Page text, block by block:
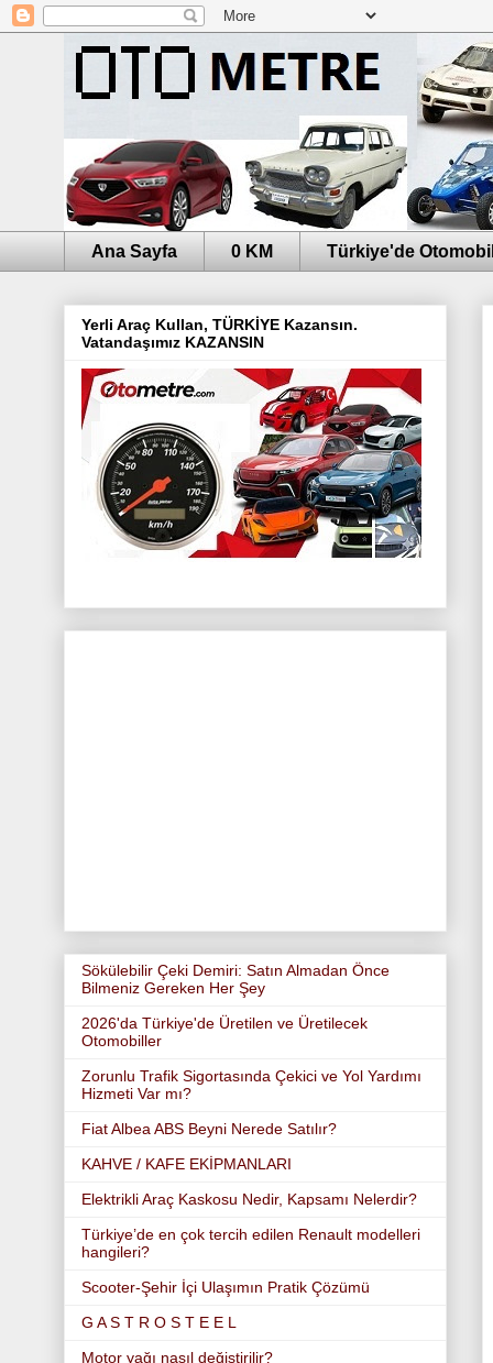
Ana Sayfa 0 KM Türkiye'de
Yerli Araç Kullan, TÜRKİYE Kazansın.
Vatandaşımız KAZANSIN
Sökülebilir Çeki Demiri: Satın Almadan Önce
Bilmeniz Gereken Her Şey
2026'da Türkiye'de Üretilen ve Üretilecek
Otomobiller
Zorunlu Trafik Sigortasında Çekici ve Yol Yardımı
Hizmeti Var mı?
Fiat Albea ABS Beyni Nerede Satılır?
KAHVE / KAFE EKİPMANLARI
Elektrikli Araç Kaskosu Nedir, Kapsamı Nelerdir?
Türkiye’de en çok tercih edilen Renault modelleri
hangileri?
Scooter-Şehir İçi Ulaşımın Pratik Çözümü
G A S T R O S T E E L
Motor yağı nasıl değiştirilir?